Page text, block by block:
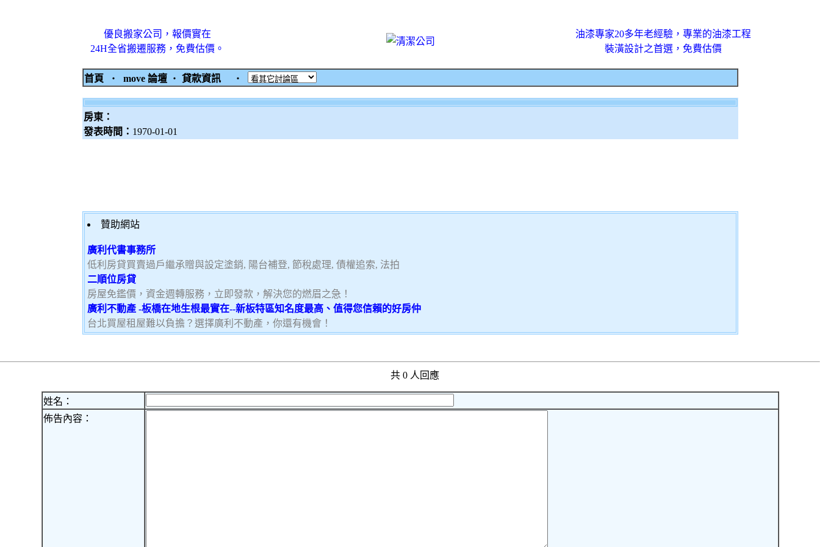
優良搬家公司，報價實在
24H全省搬遷服務，免費估價。
油漆專家20多年老經驗，專業的油漆工程
裝潢設計之首選，免費估價
首頁 ‧ move 論壇 ‧ 貸款資訊 ‧
房東：
發表時間： 1970-01-01
贊助網站
廣利代書事務所
低利房貸買賣過戶繼承贈與設定塗銷, 陽台補登, 節稅處理, 債權追索, 法拍
二順位房貸
房屋免鑑價，資金週轉服務，立即發款，解決您的燃眉之急！
廣利不動產 -板橋在地生根最實在--新板特區知名度最高、值得您信賴的好房仲
台北買屋租屋難以負擔？選擇廣利不動產，你還有機會！
共 0 人回應
姓名：
佈告內容：